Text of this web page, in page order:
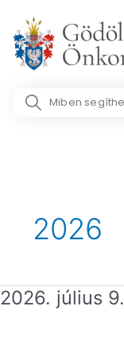
content
Search
2026
2026. július 9.
2026.